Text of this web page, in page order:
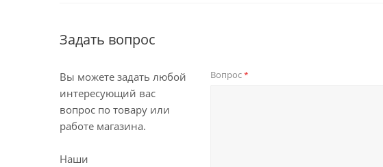
Задать вопрос
Вы можете задать любой
интересующий вас
вопрос по товару или
работе магазина.
Наши
Вопрос*